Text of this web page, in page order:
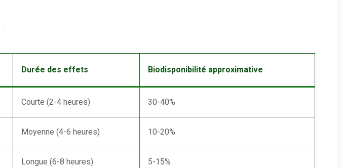
Durée des effets Biodisponibilité approximative
Courte (2-4 heures) 30-40%
Moyenne (4-6 heures) 10-20%
Longue (6-8 heures) 5-15%